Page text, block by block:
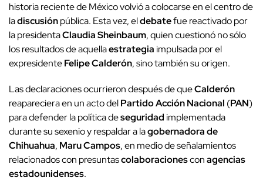
historia reciente de México volvió a colocarse en el centro de
ladiscusiónpública. Esta vez, eldebatefue reactivado por
la presidentaClaudia Sheinbaum, quien cuestionó no sólo
los resultados de aquellaestrategiaimpulsada por el
expresidenteFelipe Calderón, sino también su origen.
Las declaraciones ocurrieron después de queCalderón
reapareciera en un acto delPartido Acción Nacional (PAN)
para defender la política deseguridadimplementada
durante su sexenio y respaldar a lagobernadora de
Chihuahua, Maru Campos, en medio de señalamientos
relacionados con presuntascolaboracionesconagencias
estadounidenses.